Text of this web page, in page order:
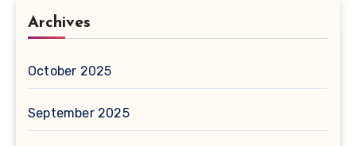
Archives
October 2025
September 2025